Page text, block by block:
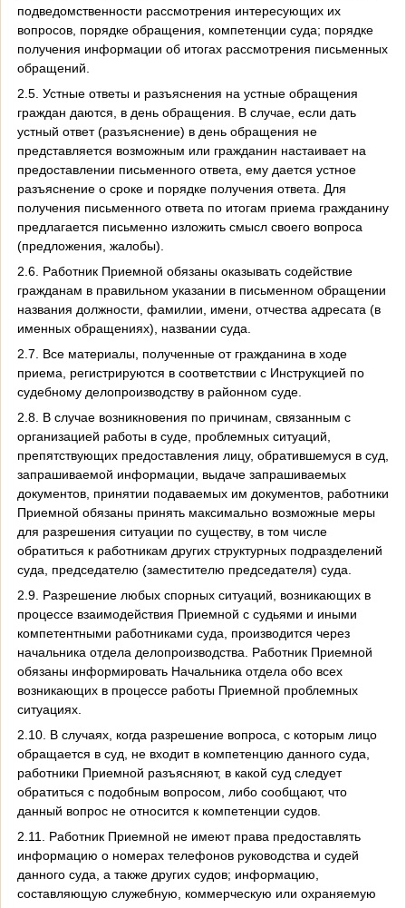
подведомственности рассмотрения интересующих их
вопросов, порядке обращения, компетенции суда; порядке
получения информации об итогах рассмотрения письменных
обращений.
2.5. Устные ответы и разъяснения на устные обращения
граждан даются, в день обращения. В случае, если дать
устный ответ (разъяснение) в день обращения не
представляется возможным или гражданин настаивает на
предоставлении письменного ответа, ему дается устное
разъяснение о сроке и порядке получения ответа. Для
получения письменного ответа по итогам приема гражданину
предлагается письменно изложить смысл своего вопроса
(предложения, жалобы).
2.6. Работник Приемной обязаны оказывать содействие
гражданам в правильном указании в письменном обращении
названия должности, фамилии, имени, отчества адресата (в
именных обращениях), названии суда.
2.7. Все материалы, полученные от гражданина в ходе
приема, регистрируются в соответствии с Инструкцией по
судебному делопроизводству в районном суде.
2.8. В случае возникновения по причинам, связанным с
организацией работы в суде, проблемных ситуаций,
препятствующих предоставления лицу, обратившемуся в суд,
запрашиваемой информации, выдаче запрашиваемых
документов, принятии подаваемых им документов, работники
Приемной обязаны принять максимально возможные меры
для разрешения ситуации по существу, в том числе
обратиться к работникам других структурных подразделений
суда, председателю (заместителю председателя) суда.
2.9. Разрешение любых спорных ситуаций, возникающих в
процессе взаимодействия Приемной с судьями и иными
компетентными работниками суда, производится через
начальника отдела делопроизводства. Работник Приемной
обязаны информировать Начальника отдела обо всех
возникающих в процессе работы Приемной проблемных
ситуациях.
2.10. В случаях, когда разрешение вопроса, с которым лицо
обращается в суд, не входит в компетенцию данного суда,
работники Приемной разъясняют, в какой суд следует
обратиться с подобным вопросом, либо сообщают, что
данный вопрос не относится к компетенции судов.
2.11. Работник Приемной не имеют права предоставлять
информацию о номерах телефонов руководства и судей
данного суда, а также других судов; информацию,
составляющую служебную, коммерческую или охраняемую